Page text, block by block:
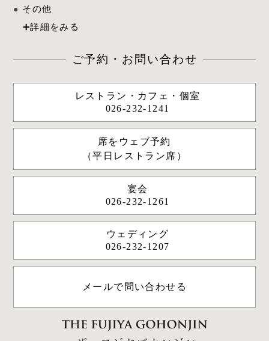
その他
ご予約・お問い合わせ
レストラン・カフェ・個室
026-232-1241
席をウェブ予約
（平日レストラン席）
宴会
026-232-1261
ウェディング
026-232-1207
メールで問い合わせる